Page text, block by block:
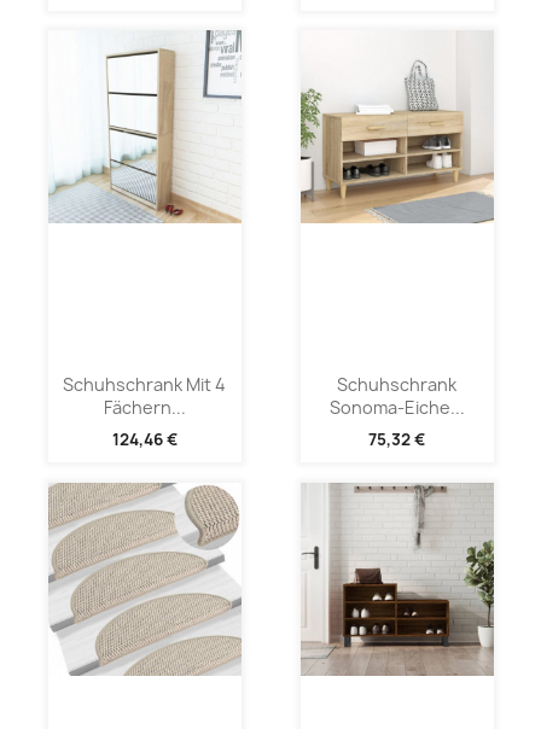
Schuhschrank Mit 4
Fächern...
124,46 €
Schuhschrank
Sonoma-Eiche...
75,32 €